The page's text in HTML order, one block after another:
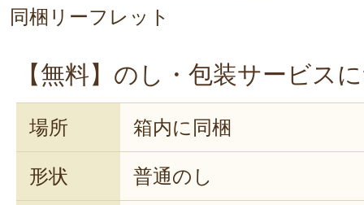
同梱リーフレット
【無料】のし・包装サービス
場所 箱内に同梱
形状 普通のし